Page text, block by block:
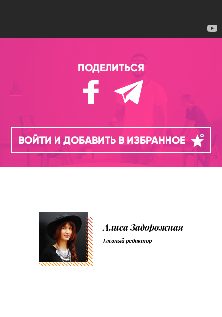
ПОДЕЛИТЬСЯ
ВОЙТИ И ДОБАВИТЬ В ИЗБРАННОЕ
Алиса Задорожная
Главный редактор